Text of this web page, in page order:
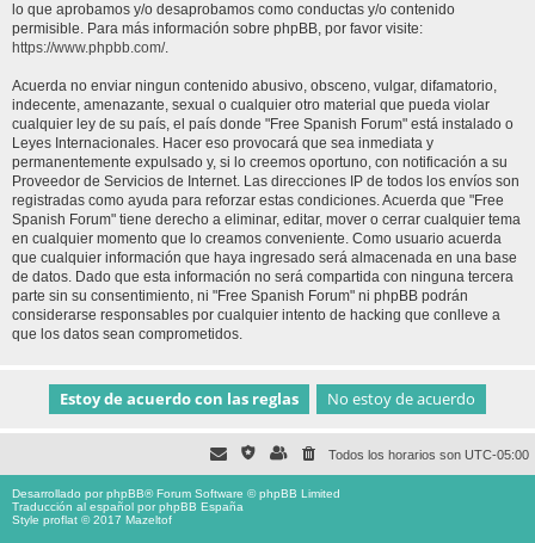
lo que aprobamos y/o desaprobamos como conductas y/o contenido
permisible. Para más información sobre phpBB, por favor visite:
https://www.phpbb.com/.
Acuerda no enviar ningun contenido abusivo, obsceno, vulgar, difamatorio,
indecente, amenazante, sexual o cualquier otro material que pueda violar
cualquier ley de su país, el país donde "Free Spanish Forum" está instalado o
Leyes Internacionales. Hacer eso provocará que sea inmediata y
permanentemente expulsado y, si lo creemos oportuno, con notificación a su
Proveedor de Servicios de Internet. Las direcciones IP de todos los envíos son
registradas como ayuda para reforzar estas condiciones. Acuerda que "Free
Spanish Forum" tiene derecho a eliminar, editar, mover o cerrar cualquier tema
en cualquier momento que lo creamos conveniente. Como usuario acuerda
que cualquier información que haya ingresado será almacenada en una base
de datos. Dado que esta información no será compartida con ninguna tercera
parte sin su consentimiento, ni "Free Spanish Forum" ni phpBB podrán
considerarse responsables por cualquier intento de hacking que conlleve a
que los datos sean comprometidos.
Todos los horarios son UTC-05:00
Desarrollado porphpBB® Forum Software © phpBB Limited
Traducción al español porphpBB España
Style proflat © 2017 Mazeltof